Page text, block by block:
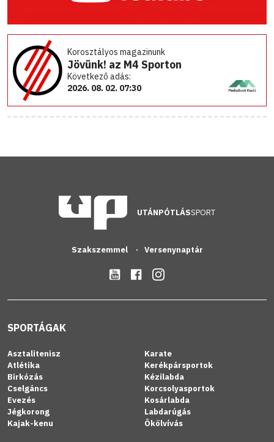
Korosztályos magazinunk
Jövünk! az M4 Sporton
Következő adás:
2026. 08. 02. 07:30
UTÁNPÓTLÁSSPORT
Szakszemmel Versenynaptár
SPORTÁGAK
Asztalitenisz
Atlétika
Birkózás
Cselgáncs
Evezés
Jégkorong
Kajak-kenu
Karate
Kerékpársportok
Kézilabda
Korcsolyasportok
Kosárlabda
Labdarúgás
Ökölvívás